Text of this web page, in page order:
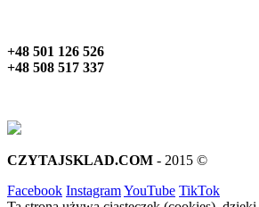
+48 501 126 526
+48 508 517 337
CZYTAJSKLAD.COM - 2015 ©
Facebook InstagramYouTube TikTok